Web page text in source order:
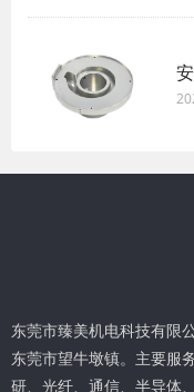
东莞市臻美机电科技有限
东莞市望牛墩镇。主要服
研、光纤、通信、半导体